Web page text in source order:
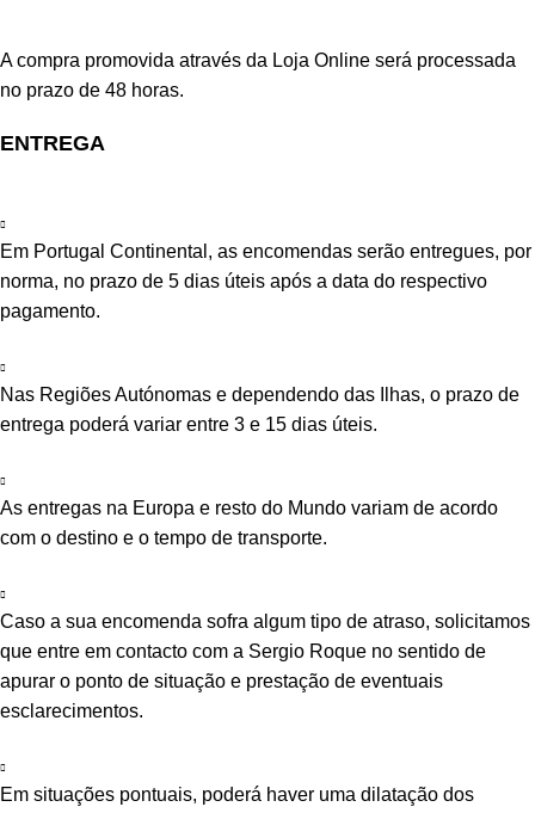
A compra promovida através da Loja Online será processada
no prazo de 48 horas.
ENTREGA
Em Portugal Continental, as encomendas serão entregues, por
norma, no prazo de 5 dias úteis após a data do respectivo
pagamento.
Nas Regiões Autónomas e dependendo das Ilhas, o prazo de
entrega poderá variar entre 3 e 15 dias úteis.
As entregas na Europa e resto do Mundo variam de acordo
com o destino e o tempo de transporte.
Caso a sua encomenda sofra algum tipo de atraso, solicitamos
que entre em contacto com a Sergio Roque no sentido de
apurar o ponto de situação e prestação de eventuais
esclarecimentos.
Em situações pontuais, poderá haver uma dilatação dos